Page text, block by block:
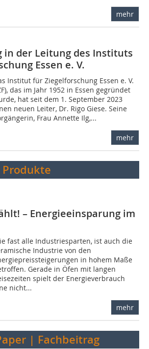
mehr
in der Leitung des Instituts
Essen e. V.
Institut für Ziegelforschung Essen e. V.
das im Jahr 1952 in Essen gegründet
hat seit dem 1. September 2023
neuen Leiter, Dr. Rigo Giese. Seine
Frau Annette Ilg,...
mehr
– Energieeinsparung im
fast alle Industriesparten, ist auch die
Industrie von den
in hohem Maße
Gerade in Öfen mit langen
spielt der Energieverbrauch
nicht...
mehr
| Fachbeitrag